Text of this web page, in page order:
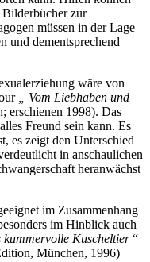
zur
müssen in der Lage
und dementsprechend
wäre von
„ Vom Liebhaben und
erschienen 1998). Das
Freund sein kann. Es
es zeigt den Unterschied
in anschaulichen
heranwächst
im Zusammenhang
im Hinblick auch
kummervolle Kuscheltier“
München, 1996)